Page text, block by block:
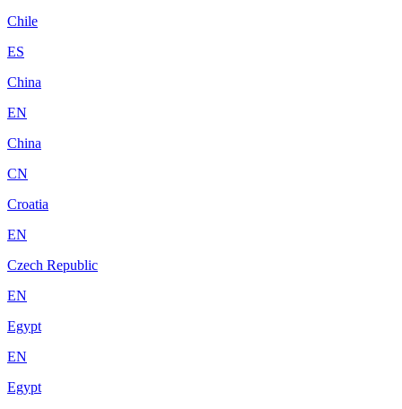
Chile
ES
China
EN
China
CN
Croatia
EN
Czech Republic
EN
Egypt
EN
Egypt